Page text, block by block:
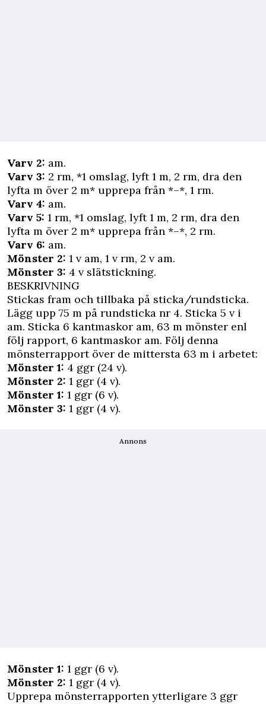
Varv 2: am.
Varv 3: 2 rm, *1 omslag, lyft 1 m, 2 rm, dra den
lyfta m över 2 m* upprepa från *–*, 1 rm.
Varv 4: am.
Varv 5: 1 rm, *1 omslag, lyft 1 m, 2 rm, dra den
lyfta m över 2 m* upprepa från *–*, 2 rm.
Varv 6: am.
Mönster 2: 1 v am, 1 v rm, 2 v am.
Mönster 3: 4 v slätstickning.
BESKRIVNING
Stickas fram och tillbaka på sticka/rundsticka.
Lägg upp 75 m på rundsticka nr 4. Sticka 5 v i
am. Sticka 6 kantmaskor am, 63 m mönster enl
följ rapport, 6 kantmaskor am. Följ denna
mönsterrapport över de mittersta 63 m i arbetet:
Mönster 1: 4 ggr (24 v).
Mönster 2: 1 ggr (4 v).
Mönster 1: 1 ggr (6 v).
Mönster 3: 1 ggr (4 v).
Annons
Mönster 1: 1 ggr (6 v).
Mönster 2: 1 ggr (4 v).
Upprepa mönsterrapporten ytterligare 3 ggr